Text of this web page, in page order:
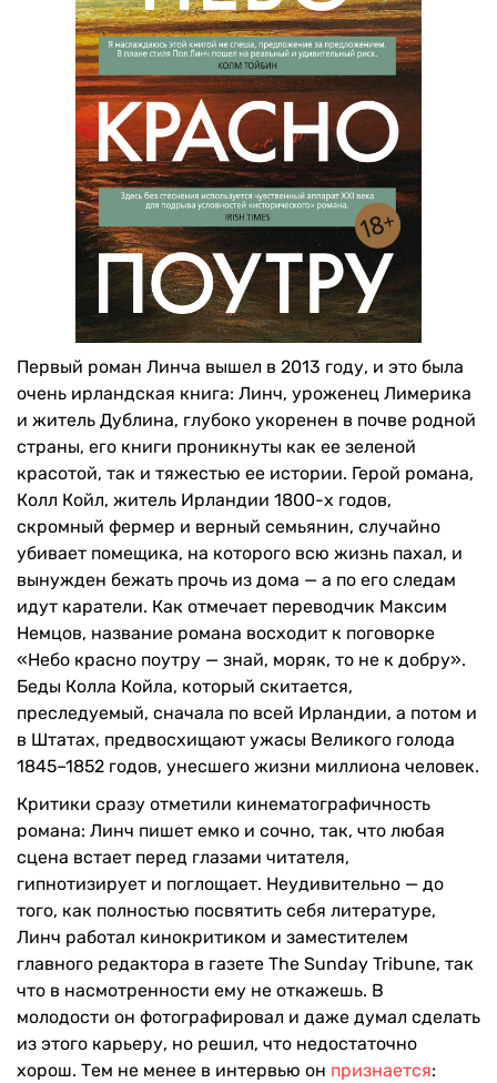
Первый роман Линча вышел в 2013 году, и это была
очень ирландская книга: Линч, уроженец Лимерика
и житель Дублина, глубоко укоренен в почве родной
страны, его книги проникнуты как ее зеленой
красотой, так и тяжестью ее истории. Герой романа,
Колл Койл, житель Ирландии 1800-х годов,
скромный фермер и верный семьянин, случайно
убивает помещика, на которого всю жизнь пахал, и
вынужден бежать прочь из дома — а по его следам
идут каратели. Как отмечает переводчик Максим
Немцов, название романа восходит к поговорке
«Небо красно поутру — знай, моряк, то не к добру».
Беды Колла Койла, который скитается,
преследуемый, сначала по всей Ирландии, а потом и
в Штатах, предвосхищают ужасы Великого голода
1845–1852 годов, унесшего жизни миллиона человек.
Критики сразу отметили кинематографичность
романа: Линч пишет емко и сочно, так, что любая
сцена встает перед глазами читателя,
гипнотизирует и поглощает. Неудивительно — до
того, как полностью посвятить себя литературе,
Линч работал кинокритиком и заместителем
главного редактора в газете The Sunday Tribune, так
что в насмотренности ему не откажешь. В
молодости он фотографировал и даже думал сделать
из этого карьеру, но решил, что недостаточно
хорош. Тем не менее в интервью он признается: